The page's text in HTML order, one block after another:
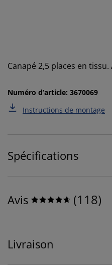
Canapé 2,5 places en
Numéro d’article: 3670069
Instructions de montage
Spécifications
Avis (118)
Livraison